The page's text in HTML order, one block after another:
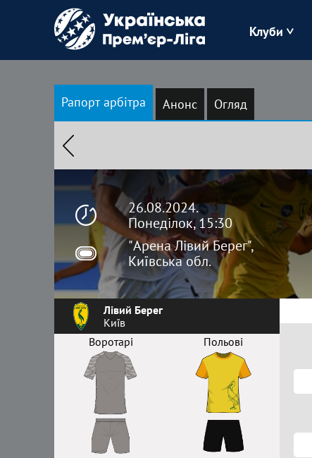
Клуби
Зоря
Полісся
Рапорт арбітра Анонс Огляд
26.08.2024.
Понеділок, 15:30
"Арена Лівий Берег",
Київська обл.
Лівий Берег
Київ
Воротарі
Польові